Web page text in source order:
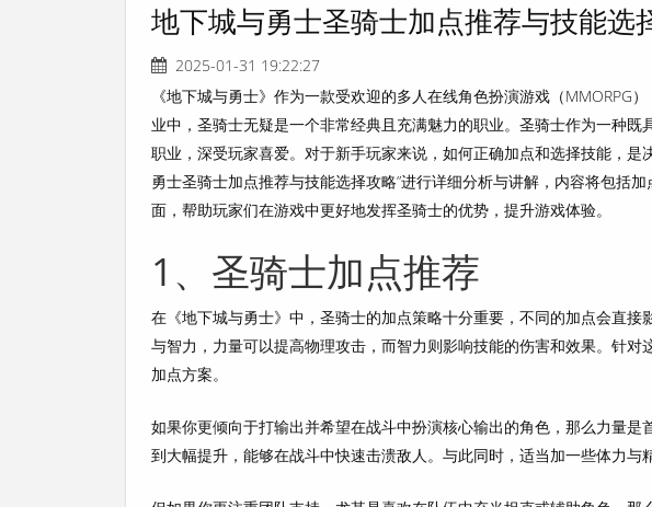
地下城与勇士圣骑士加点推荐与技能选
2025-01-31 19:22:27
《地下城与勇士》作为一款受欢迎的多人在线角色扮演游戏（MMORPG
业中，圣骑士无疑是一个非常经典且充满魅力的职业。圣骑士作为一种
职业，深受玩家喜爱。对于新手玩家来说，如何正确加点和选择技能，
勇士圣骑士加点推荐与技能选择攻略”进行详细分析与讲解，内容将包括
面，帮助玩家们在游戏中更好地发挥圣骑士的优势，提升游戏体验。
1、圣骑士加点推荐
在《地下城与勇士》中，圣骑士的加点策略十分重要，不同的加点会直
与智力，力量可以提高物理攻击，而智力则影响技能的伤害和效果。针
加点方案。
如果你更倾向于打输出并希望在战斗中扮演核心输出的角色，那么力量
到大幅提升，能够在战斗中快速击溃敌人。与此同时，适当加一些体力与